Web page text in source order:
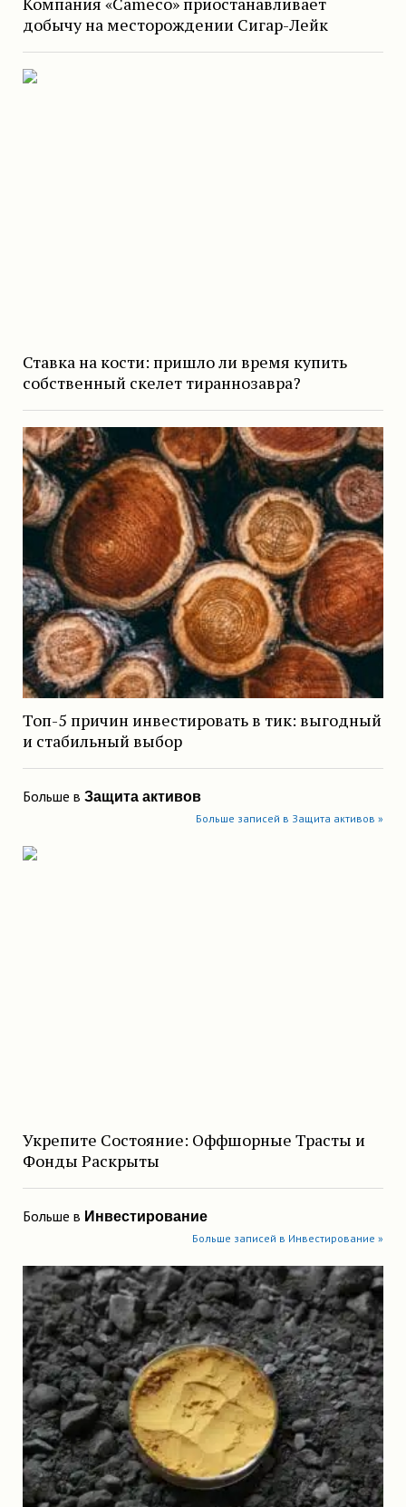
добычу на месторождении Сигар-Лейк
Ставка на кости: пришло ли время купить
собственный скелет тираннозавра?
Топ-5 причин инвестировать в тик: выгодный
и стабильный выбор
Больше в Защита активов
Больше записей в Защита активов »
Укрепите Состояние: Оффшорные Трасты и
Фонды Раскрыты
Больше в Инвестирование
Больше записей в Инвестирование »